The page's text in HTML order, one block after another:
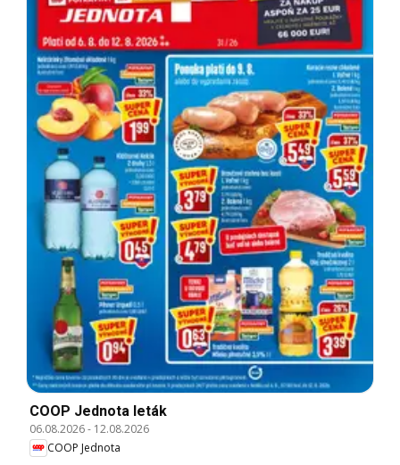
COOP Jednota leták
06.08.2026- 12.08.2026
COOP Jednota